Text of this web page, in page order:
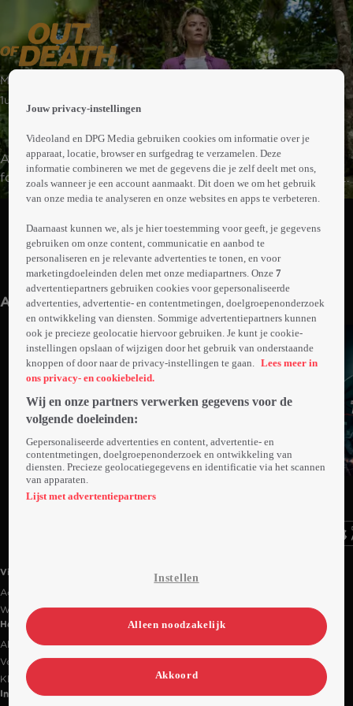
Misdaad | Thriller
1uur31min
Als Shannon tijdens een bergwandeling pauzeert,
fotografeert zij per ongeluk een schimmige deal tussen
corrupte agenten. Shannon wordt betrapt en vlucht het
stuit ze op de gepensioneerde politieman Jack Harris. Hij
besluit haar te helpen. Samen proberen ze om het bewijs
in veiligheid te brengen en de buitenwereld te bereiken,
maar hoe?
Abonneren op Videoland
Meer
info
Anderen kijken ook
Ga
naar
Videoland
Actiecode
Werken bij RTL
Handige links
Alle films & series
Veelgestelde vragen
Klantenservice
Informatie
Jouw privacy-instellingen
Videoland en DPG Media gebruiken cookies om informatie over je
apparaat, locatie, browser en surfgedrag te verzamelen. Deze
informatie combineren we met de gegevens die je zelf deelt met ons,
zoals wanneer je een account aanmaakt. Dit doen we om het gebruik
van onze media te analyseren en onze websites en apps te verbeteren.
Daarnaast kunnen we, als je hier toestemming voor geeft, je gegevens
gebruiken om onze content, communicatie en aanbod te
personaliseren en je relevante advertenties te tonen, en voor
marketingdoeleinden delen met onze mediapartners. Onze7
advertentiepartners gebruiken cookies voor gepersonaliseerde
advertenties, advertentie- en contentmetingen, doelgroepenonderzoek
en ontwikkeling van diensten. Sommige advertentiepartners kunnen
ook je precieze geolocatie hiervoor gebruiken. Je kunt je cookie-
instellingen opslaan of wijzigen door het gebruik van onderstaande
knoppen of door naar de privacy-instellingen te gaan.
Lees meer in
ons privacy- en cookiebeleid.
Wij en onze partners verwerken gegevens voor de
volgende doeleinden:
Gepersonaliseerde advertenties en content, advertentie- en
contentmetingen, doelgroepenonderzoek en ontwikkeling van
diensten. Precieze geolocatiegegevens en identificatie via het scannen
van apparaten.
Lijst met advertentiepartners
Instellen
Alleen noodzakelijk
Akkoord